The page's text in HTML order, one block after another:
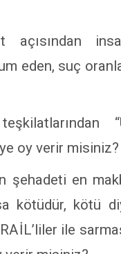
eden, suç
oy verir misiniz?
şehadeti en
kötüdür, kötü
ile